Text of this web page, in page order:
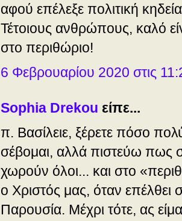
αφού επέλεξε πολιτική
Τέτοιους ανθρώπους, καλό
στο περιθώριο!
6 Φεβρουαρίου 2020 στις
Sophia Drekou είπε...
π. Βασίλειε, ξέρετε πόσο
σέβομαι, αλλά πιστεύω πως
χωρούν όλοι... και στο
ο Χριστός μας, όταν επέλθει
Παρουσία. Μέχρι τότε, ας